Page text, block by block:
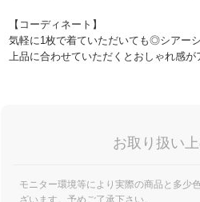
【コーディネート】
気軽に1枚で着ていただいても◎シアー
上品に合わせていただくとおしゃれ感が
お取り扱い
モニター環境等により実際の商品と多少